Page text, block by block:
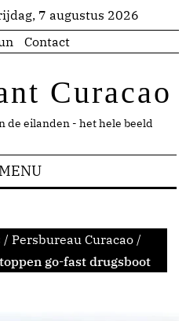
7 augustus 2026
Contact
Curacao
de eilanden - het hele beeld
MENU
/ Persbureau Curacao /
go-fast drugsboot